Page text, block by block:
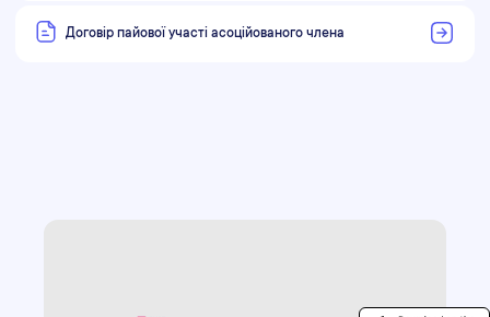
Договір пайової участі асоційованого члена